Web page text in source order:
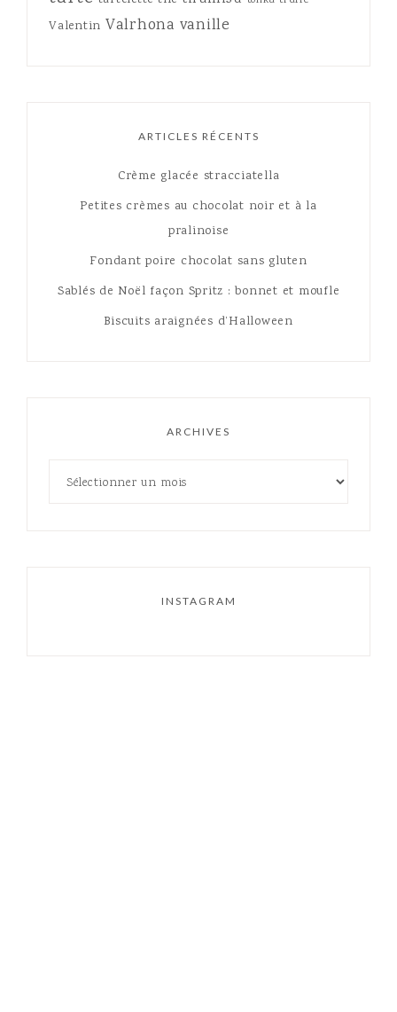
Valentin Valrhona vanille
ARTICLES RÉCENTS
Crème glacée stracciatella
Petites crèmes au chocolat noir et à la
pralinoise
Fondant poire chocolat sans gluten
Sablés de Noël façon Spritz : bonnet et moufle
Biscuits araignées d’Halloween
ARCHIVES
INSTAGRAM